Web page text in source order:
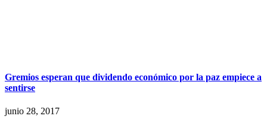
Gremios esperan que dividendo económico por la paz empiece a
sentirse
junio 28, 2017